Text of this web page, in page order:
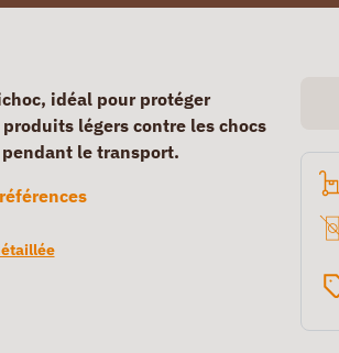
idéal pour protéger
légers contre les chocs
le transport.